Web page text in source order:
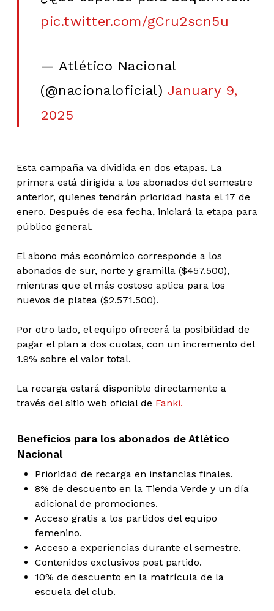
pic.twitter.com/gCru2scn5u
— Atlético Nacional
(@nacionaloficial) January 9,
2025
Esta campaña va dividida en dos etapas. La
primera está dirigida a los abonados del semestre
anterior, quienes tendrán prioridad hasta el 17 de
enero. Después de esa fecha, iniciará la etapa para
público general.
El abono más económico corresponde a los
abonados de sur, norte y gramilla ($457.500),
mientras que el más costoso aplica para los
nuevos de platea ($2.571.500).
Por otro lado, el equipo ofrecerá la posibilidad de
pagar el plan a dos cuotas, con un incremento del
1.9% sobre el valor total.
La recarga estará disponible directamente a
través del sitio web oficial de Fanki.
Beneficios para los abonados de Atlético
Nacional
Prioridad de recarga en instancias finales.
8% de descuento en la Tienda Verde y un día
adicional de promociones.
Acceso gratis a los partidos del equipo
femenino.
Acceso a experiencias durante el semestre.
Contenidos exclusivos post partido.
10% de descuento en la matrícula de la
escuela del club.